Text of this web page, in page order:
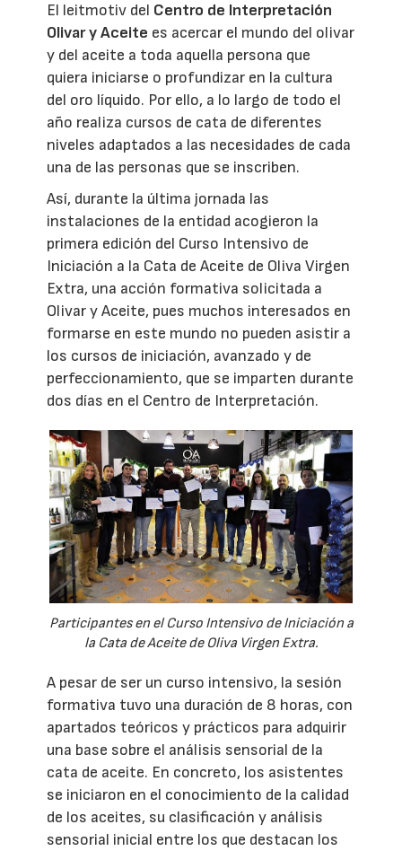
El leitmotiv del Centro de Interpretación
Olivar y Aceite es acercar el mundo del olivar
y del aceite a toda aquella persona que
quiera iniciarse o profundizar en la cultura
del oro líquido. Por ello, a lo largo de todo el
año realiza cursos de cata de diferentes
niveles adaptados a las necesidades de cada
una de las personas que se inscriben.
Así, durante la última jornada las
instalaciones de la entidad acogieron la
primera edición del Curso Intensivo de
Iniciación a la Cata de Aceite de Oliva Virgen
Extra, una acción formativa solicitada a
Olivar y Aceite, pues muchos interesados en
formarse en este mundo no pueden asistir a
los cursos de iniciación, avanzado y de
perfeccionamiento, que se imparten durante
dos días en el Centro de Interpretación.
Participantes en el Curso Intensivo de Iniciación a
la Cata de Aceite de Oliva Virgen Extra.
A pesar de ser un curso intensivo, la sesión
formativa tuvo una duración de 8 horas, con
apartados teóricos y prácticos para adquirir
una base sobre el análisis sensorial de la
cata de aceite. En concreto, los asistentes
se iniciaron en el conocimiento de la calidad
de los aceites, su clasificación y análisis
sensorial inicial entre los que destacan los